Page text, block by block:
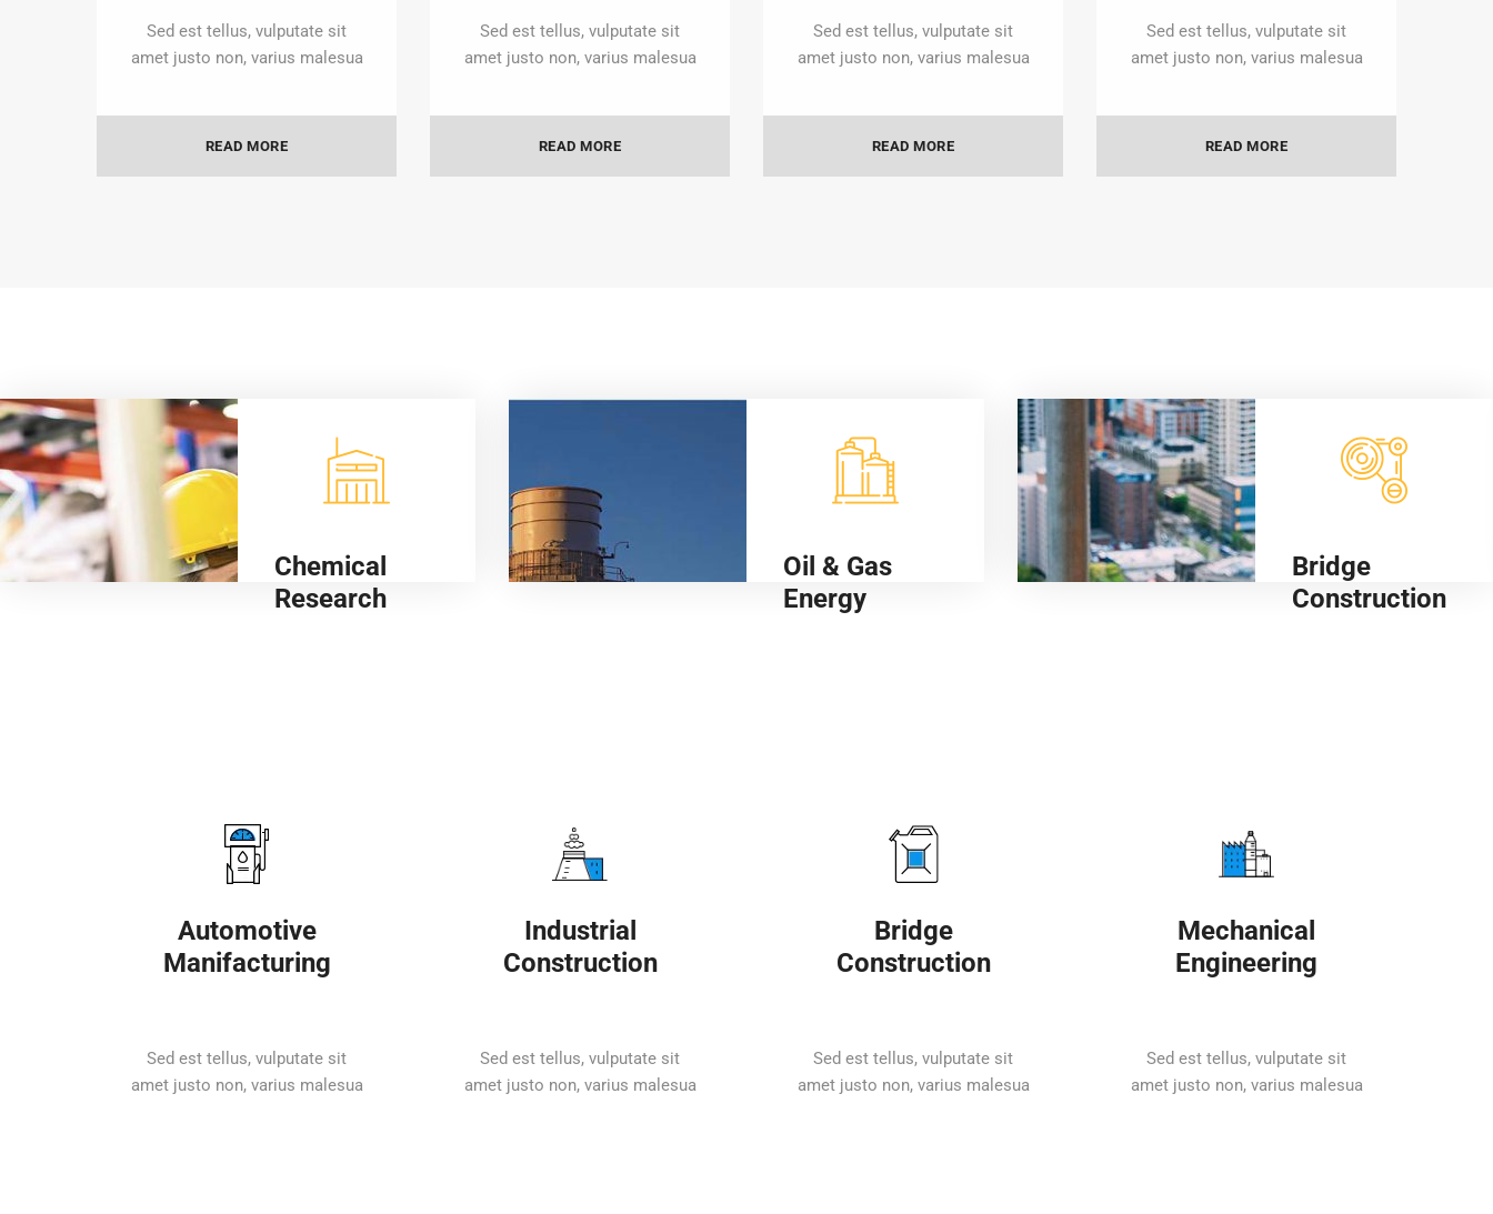
Sed est tellus, vulputate sit
amet justo non, varius malesua
READ MORE
Sed est tellus, vulputate sit
amet justo non, varius malesua
READ MORE
Sed est tellus, vulputate sit
amet justo non, varius malesua
READ MORE
Sed est tellus, vulputate sit
amet justo non, varius malesua
READ MORE
Chemical
Research
Oil & Gas
Energy
SEE MORE
Bridge
Construction
Automotive
Manifacturing
Sed est tellus, vulputate sit
amet justo non, varius malesua
Industrial
Construction
Sed est tellus, vulputate sit
amet justo non, varius malesua
Bridge
Construction
Sed est tellus, vulputate sit
amet justo non, varius malesua
Mechanical
Engineering
Sed est tellus, vulputate sit
amet justo non, varius malesua